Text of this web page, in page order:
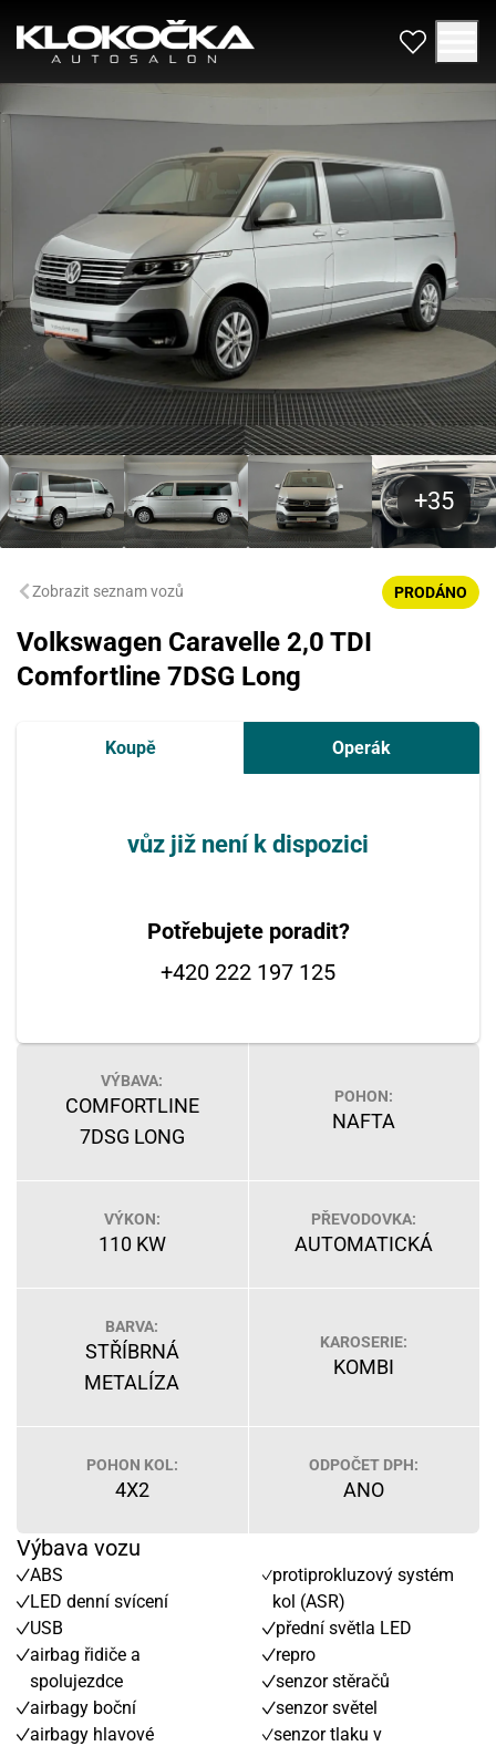
Zobrazit seznam vozů PRODÁNO
Volkswagen Caravelle 2,0 TDI
Comfortline 7DSG Long
Koupě Operák
vůz již není k dispozici
Potřebujete poradit?
+420 222 197 125
VÝBAVA:
COMFORTLINE
7DSG LONG
POHON:
NAFTA
VÝKON:
110 KW
PŘEVODOVKA:
AUTOMATICKÁ
BARVA:
STŘÍBRNÁ
METALÍZA
KAROSERIE:
KOMBI
POHON KOL:
4X2
ODPOČET DPH:
ANO
Výbava vozu
ABS
LED denní svícení
USB
airbag řidiče a
spolujezdce
airbagy boční
airbagy hlavové
protiprokluzový systém
kol (ASR)
přední světla LED
repro
senzor stěračů
senzor světel
senzor tlaku v